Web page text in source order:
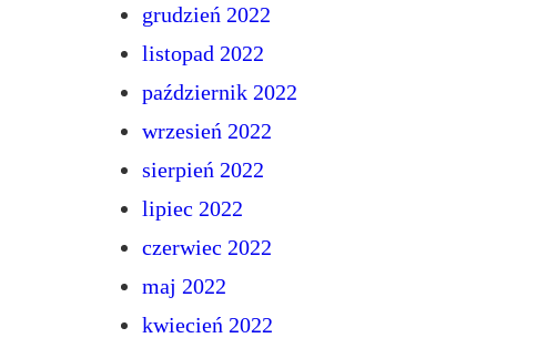
grudzień 2022
listopad 2022
październik 2022
wrzesień 2022
sierpień 2022
lipiec 2022
czerwiec 2022
maj 2022
kwiecień 2022